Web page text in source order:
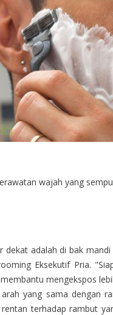
wajah yang
dekat adalah di bak
Eksekutif Pria.
mengekspos
yang sama dengan
rentan terhadap rambut